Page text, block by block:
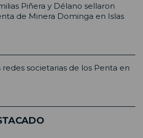
Piñera y Délano sellaron
de Minera Dominga en Islas
redes societarias de los Penta en